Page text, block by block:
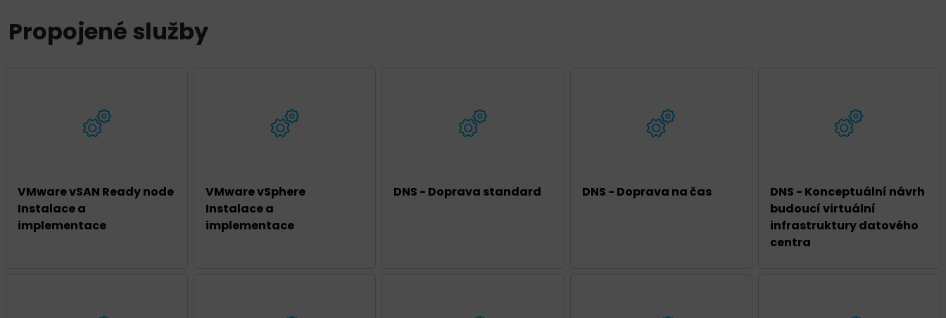
Propojené služby
VMware vSAN Ready node
Instalace a
implementace
VMware vSphere
Instalace a
implementace
DNS - Doprava standard DNS - Doprava na čas
DNS - Konceptuální návrh
budoucí virtuální
infrastruktury datového
centra